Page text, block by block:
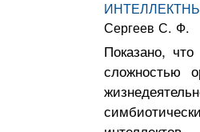
Сергеев С. Ф.
Показано,
сложностью